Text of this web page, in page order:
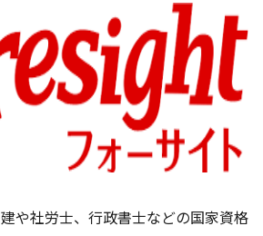
や社労士、行政書士などの国家資格